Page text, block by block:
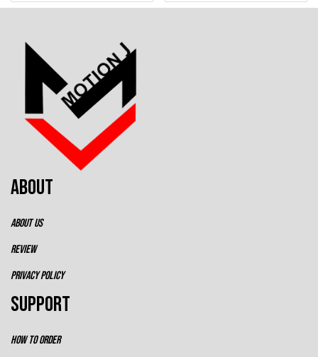
ABOUT
ABOUT US
REVIEW
PRIVACY POLICY
SUPPORT
HOW TO ORDER